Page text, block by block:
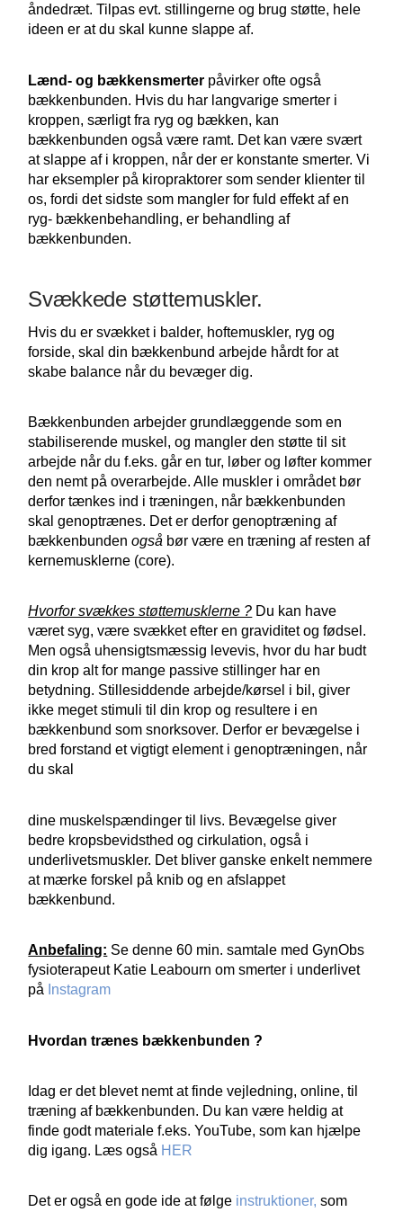
åndedræt. Tilpas evt. stillingerne og brug støtte, hele
ideen er at du skal kunne slappe af.
Lænd- og bækkensmerter påvirker ofte også
bækkenbunden. Hvis du har langvarige smerter i
kroppen, særligt fra ryg og bækken, kan
bækkenbunden også være ramt. Det kan være svært
at slappe af i kroppen, når der er konstante smerter. Vi
har eksempler på kiropraktorer som sender klienter til
os, fordi det sidste som mangler for fuld effekt af en
ryg- bækkenbehandling, er behandling af
bækkenbunden.
Svækkede støttemuskler.
Hvis du er svækket i balder, hoftemuskler, ryg og
forside, skal din bækkenbund arbejde hårdt for at
skabe balance når du bevæger dig.
Bækkenbunden arbejder grundlæggende som en
stabiliserende muskel, og mangler den støtte til sit
arbejde når du f.eks. går en tur, løber og løfter kommer
den nemt på overarbejde. Alle muskler i området bør
derfor tænkes ind i træningen, når bækkenbunden
skal genoptrænes. Det er derfor genoptræning af
bækkenbundenogså bør være en træning af resten af
kernemusklerne (core).
Hvorfor svækkes støttemusklerne ? Du kan have
været syg, være svækket efter en graviditet og fødsel.
Men også uhensigtsmæssig levevis, hvor du har budt
din krop alt for mange passive stillinger har en
betydning. Stillesiddende arbejde/kørsel i bil, giver
ikke meget stimuli til din krop og resultere i en
bækkenbund som snorksover. Derfor er bevægelse i
bred forstand et vigtigt element i genoptræningen, når
du skal
dine muskelspændinger til livs. Bevægelse giver
bedre kropsbevidsthed og cirkulation, også i
underlivetsmuskler. Det bliver ganske enkelt nemmere
at mærke forskel på knib og en afslappet
bækkenbund.
Anbefaling: Se denne 60 min. samtale med GynObs
fysioterapeut Katie Leabourn om smerter i underlivet
på Instagram
Hvordan trænes bækkenbunden ?
Idag er det blevet nemt at finde vejledning, online, til
træning af bækkenbunden. Du kan være heldig at
finde godt materiale f.eks. YouTube, som kan hjælpe
dig igang. Læs også HER
Det er også en gode ide at følge instruktioner, som